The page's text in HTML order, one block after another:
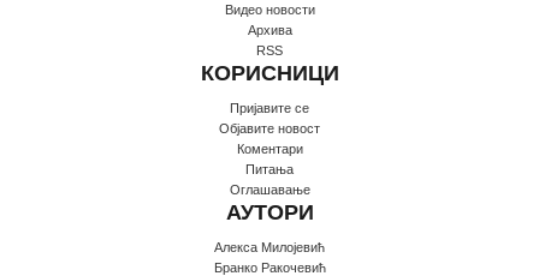
Видео новости
Архива
RSS
КОРИСНИЦИ
Пријавите се
Oбјавите новост
Коментари
Питања
Оглашавање
АУТОРИ
Алекса Милојевић
Бранко Ракочевић